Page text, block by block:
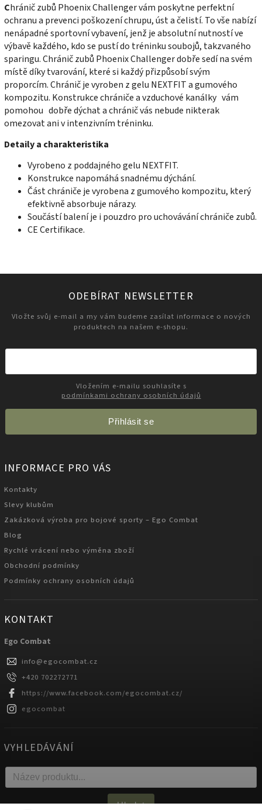
Chránič zubů Phoenix Challenger vám poskytne perfektní
ochranu a prevenci poškození chrupu, úst a čelistí. To vše nabízí
nenápadné sportovní vybavení, jenž je absolutní nutností ve
výbavě každého, kdo se pustí do tréninku soubojů, takzvaného
sparingu. Chránič zubů Phoenix Challenger dobře sedí na svém
místě díky tvarování, které si každý přizpůsobí svým
proporcím. Chránič je vyroben z gelu NEXTFIT a gumového
kompozitu. Konstrukce chrániče a vzduchové kanálky vám
pomohou dobře dýchat a chránič vás nebude nikterak
omezovat ani v intenzivním tréninku.
Detaily a charakteristika
Vyrobeno z poddajného gelu NEXTFIT.
Konstrukce napomáhá snadnému dýchání.
Část chrániče je vyrobena z gumového kompozitu, který
efektivně absorbuje nárazy.
Součástí balení je i pouzdro pro uchovávání chrániče zubů.
CE Certifikace.
ODEBÍRAT NEWSLETTER
Vložte svůj e-mail a my vám budeme zasílat informace o nových
produktech na našem e-shopu.
podmínkami ochrany osobních údajů
Přihlásit se
INFORMACE PRO VÁS
Kontakty
Slevy klubům
Zakázková výroba pro bojové sporty – Ego Combat
Blog
Rychlé vrácení nebo výměna zboží
Obchodní podmínky
Podmínky ochrany osobních údajů
KONTAKT
Ego Combat
info@egocombat.cz
+420 702272771
https://www.facebook.com/egocombat.cz/
egocombat
VYHLEDÁVÁNÍ
Hledat